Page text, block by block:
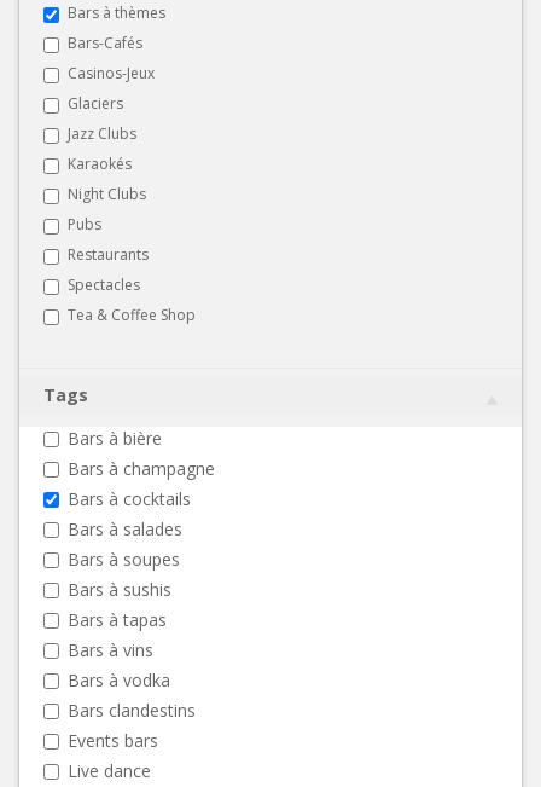
Bars à thèmes
Bars-Cafés
Casinos-Jeux
Glaciers
Jazz Clubs
Karaokés
Night Clubs
Pubs
Restaurants
Spectacles
Tea & Coffee Shop
Tags
Bars à bière
Bars à champagne
Bars à cocktails
Bars à salades
Bars à soupes
Bars à sushis
Bars à tapas
Bars à vins
Bars à vodka
Bars clandestins
Events bars
Live dance